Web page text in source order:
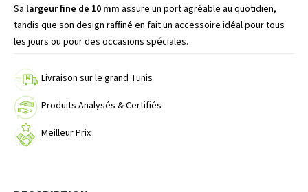
Sa largeur fine de 10 mm assure un port agréable au quotidien,
tandis que son design raffiné en fait un accessoire idéal pour tous
les jours ou pour des occasions spéciales.
Livraison sur le grand Tunis
Produits Analysés & Certifiés
Meilleur Prix